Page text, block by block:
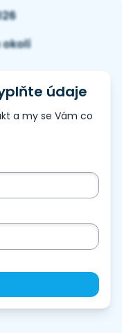
okolí
údaje
a my se Vám co